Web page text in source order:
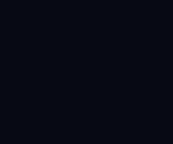
OS με βελτιωμένη
επεξεργαστής
VPN
4K HDR μεταδίδεται
Ethernet για επιλογή